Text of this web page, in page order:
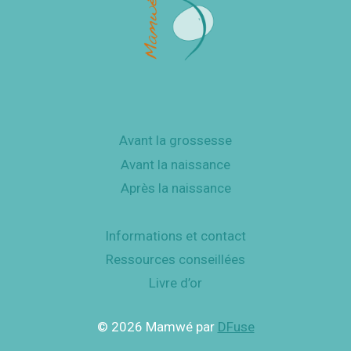
Avant la grossesse
Avant la naissance
Après la naissance
Informations et contact
Ressources conseillées
Livre d’or
© 2026 Mamwé par DFuse